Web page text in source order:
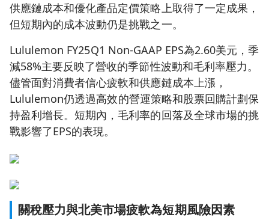
供應鏈成本和優化產品定價策略上取得了一定成果，
但短期內的成本波動仍是挑戰之一。
Lululemon FY25Q1 Non-GAAP EPS為2.60美元，季
減58%主要反映了營收的季節性波動和毛利率壓力。
儘管面對消費者信心疲軟和供應鏈成本上漲，
Lululemon仍透過高效的營運策略和股票回購計劃保
持盈利增長。短期內，毛利率的回落及全球市場的挑
戰影響了EPS的表現。
關稅壓力與北美市場疲軟為短期風險因素